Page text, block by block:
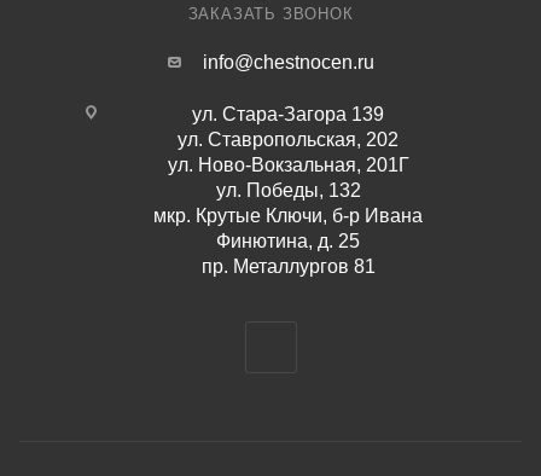
ЗАКАЗАТЬ ЗВОНОК
info@chestnocen.ru
ул. Стара-Загора 139
ул. Ставропольская, 202
ул. Ново-Вокзальная, 201Г
ул. Победы, 132
мкр. Крутые Ключи, б-р Ивана
Финютина, д. 25
пр. Металлургов 81